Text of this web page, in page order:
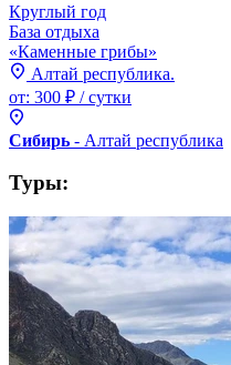
Круглый год
База отдыха
«Каменные грибы»
Алтай республика.
от: 300 ₽ / сутки
Сибирь - Алтай республика
Туры: